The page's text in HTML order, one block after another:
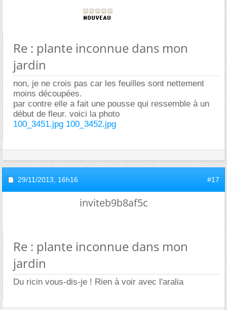
Re : plante inconnue dans mon
jardin
non, je ne crois pas car les feuilles sont nettement
moins découpées.
par contre elle a fait une pousse qui ressemble à un
début de fleur. voici la photo
100_3451.jpg 100_3452.jpg
29/11/2013, 16h16 #17
inviteb9b8af5c
Re : plante inconnue dans mon
jardin
Du ricin vous-dis-je ! Rien à voir avec l'aralia